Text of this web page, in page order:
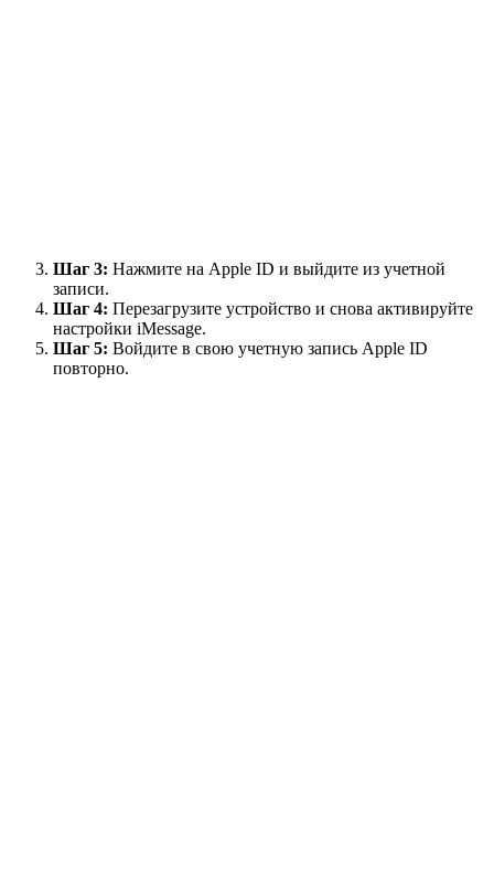
Шаг 3: Нажмите на Apple ID и выйдите из учетной
записи.
Шаг 4: Перезагрузите устройство и снова активируйте
настройки iMessage.
Шаг 5: Войдите в свою учетную запись Apple ID
повторно.